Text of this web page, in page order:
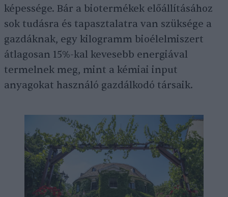
képessége. Bár a biotermékek előállításához
sok tudásra és tapasztalatra van szüksége a
gazdáknak, egy kilogramm bioélelmiszert
átlagosan 15%-kal kevesebb energiával
termelnek meg, mint a kémiai input
anyagokat használó gazdálkodó társaik.